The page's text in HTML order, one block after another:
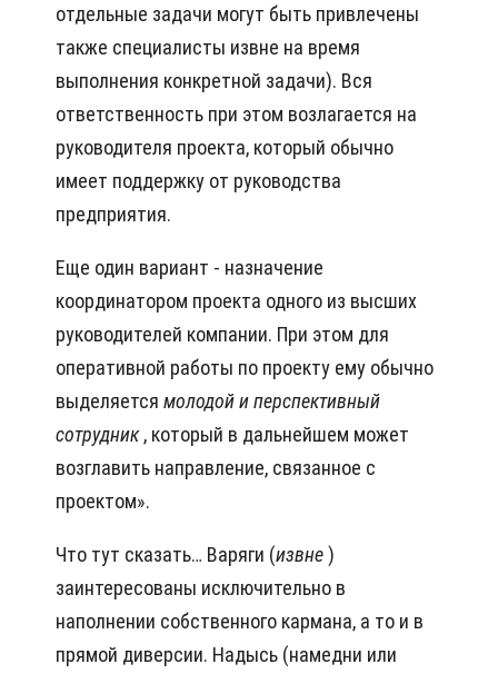
отдельные задачи могут быть привлечены
также специалисты извне на время
выполнения конкретной задачи). Вся
ответственность при этом возлагается на
руководителя проекта, который обычно
имеет поддержку от руководства
предприятия.
Еще один вариант - назначение
координатором проекта одного из высших
руководителей компании. При этом для
оперативной работы по проекту ему обычно
выделяется молодойи перспективный
сотрудник, который в дальнейшем может
возглавить направление, связанное с
проектом».
Что тут сказать… Варяги (извне)
заинтересованы исключительно в
наполнении собственного кармана, а то и в
прямой диверсии. Надысь (намедни или